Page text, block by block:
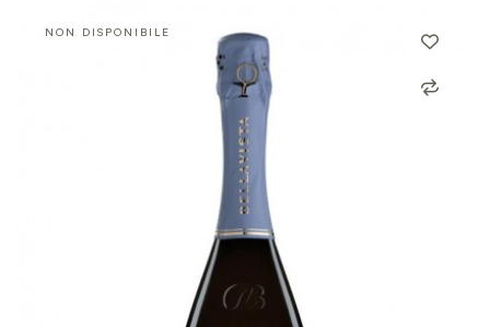
NON DISPONIBILE